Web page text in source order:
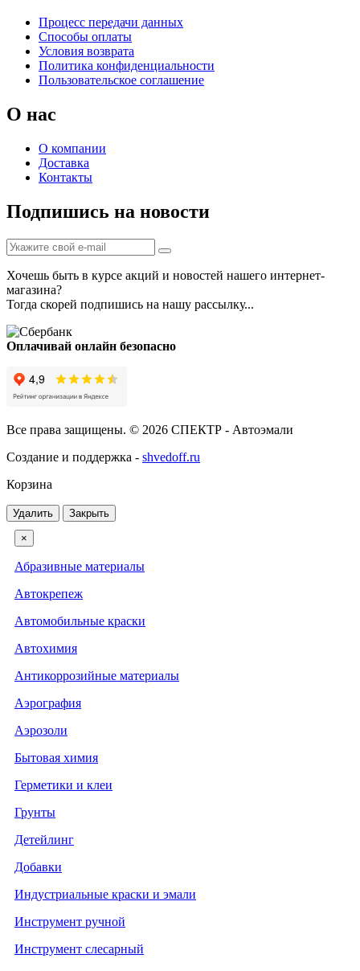
Процесс передачи данных
Способы оплаты
Условия возврата
Политика конфиденциальности
Пользовательское соглашение
О нас
О компании
Доставка
Контакты
Подпишись на новости
Хочешь быть в курсе акций и новостей нашего интернет-
магазина?
Тогда скорей подпишись на нашу рассылку...
Оплачивай онлайн безопасно
Все права защищены. © 2026 СПЕКТР - Автоэмали
Создание и поддержка - shvedoff.ru
Корзина
Удалить Закрыть
×
Абразивные материалы
Автокрепеж
Автомобильные краски
Автохимия
Антикоррозийные материалы
Аэрография
Аэрозоли
Бытовая химия
Герметики и клеи
Грунты
Детейлинг
Добавки
Индустриальные краски и эмали
Инструмент ручной
Инструмент слесарный